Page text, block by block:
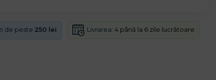
de peste 250 lei Livrarea: 4 până la 6 zile lucrătoare